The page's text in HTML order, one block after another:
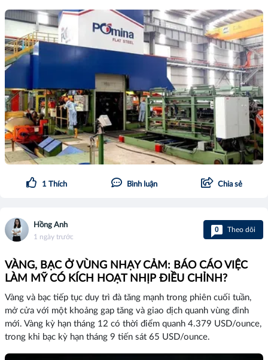
1 Thích Bình luận Chia sẻ
Hồng Anh
1 ngày trước
0 Theo dõi
VÀNG, BẠC Ở VÙNG NHẠY CẢM: BÁO CÁO VIỆC
LÀM MỸ CÓ KÍCH HOẠT NHỊP ĐIỀU CHỈNH?
Vàng và bạc tiếp tục duy trì đà tăng mạnh trong phiên cuối tuần,
mở cửa với một khoảng gap tăng và giao dịch quanh vùng đỉnh
mới. Vàng kỳ hạn tháng 12 có thời điểm quanh 4.379 USD/ounce,
trong khi bạc kỳ hạn tháng 9 tiến sát 65 USD/ounce.